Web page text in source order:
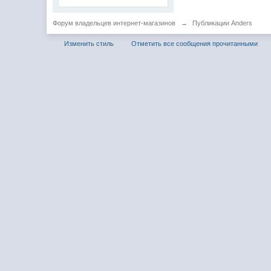
Форум владельцев интернет-магазинов → Публикации Anders
Изменить стиль Отметить все сообщения прочитанными